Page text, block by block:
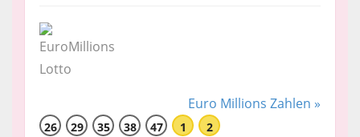
Euro Millions Zahlen »
26 29 35 38 47 1 2